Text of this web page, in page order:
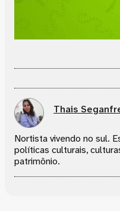
Thais
Nortista vivendo no sul.
políticas culturais,
patrimônio.